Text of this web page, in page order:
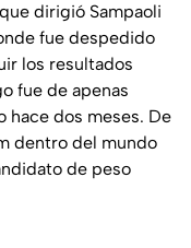
dirigió Sampaoli
fue despedido
los resultados
fue de apenas
hace dos meses. De
dentro del mundo
de peso